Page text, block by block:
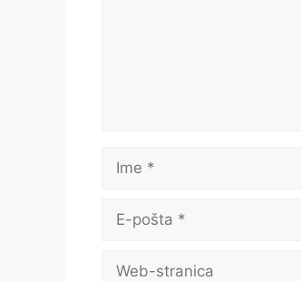
Ime
pošta
Web-